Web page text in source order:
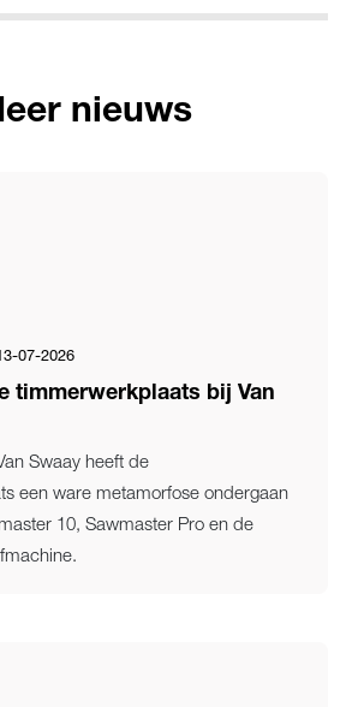
nieuws
07-2026
timmerwerkplaats bij Van
Swaay heeft de
een ware metamorfose ondergaan
10, Sawmaster Pro en de